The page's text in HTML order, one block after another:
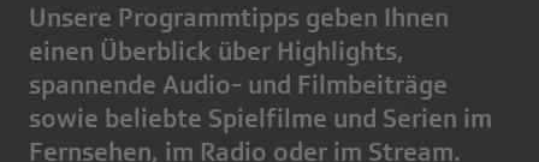
Unsere Programmtipps geben Ihnen
einen Überblick über Highlights,
spannende Audio- und Filmbeiträge
sowie beliebte Spielfilme und Serien im
Fernsehen, im Radio oder im Stream.